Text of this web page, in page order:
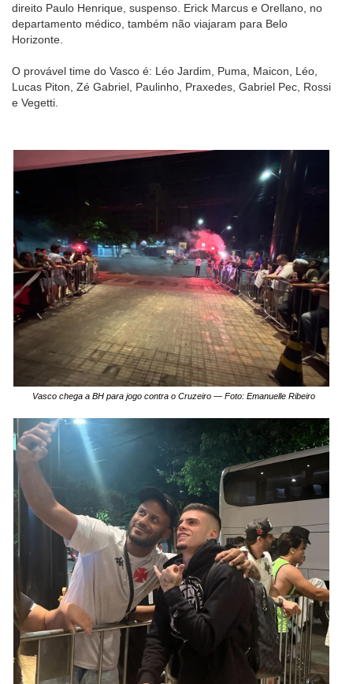
direito Paulo Henrique, suspenso. Erick Marcus e Orellano, no
departamento médico, também não viajaram para Belo
Horizonte.
O provável time do Vasco é: Léo Jardim, Puma, Maicon, Léo,
Lucas Piton, Zé Gabriel, Paulinho, Praxedes, Gabriel Pec, Rossi
e Vegetti.
Vasco chega a BH para jogo contra o Cruzeiro — Foto: Emanuelle Ribeiro